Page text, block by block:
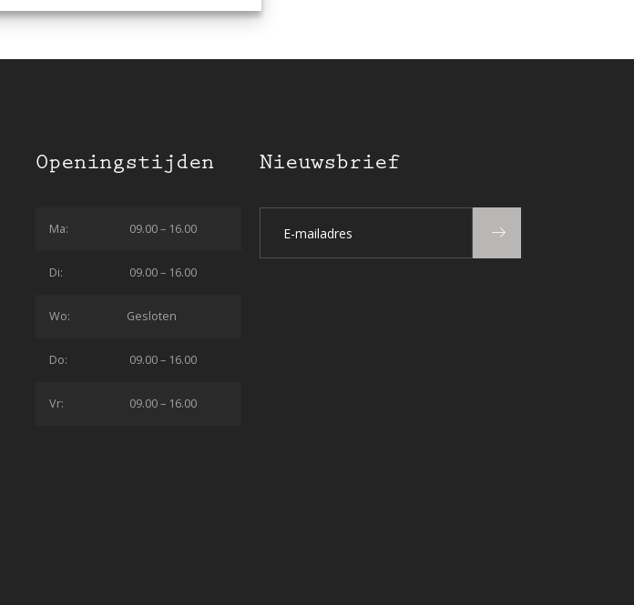
Openingstijden
Ma: 09.00 – 16.00
Di: 09.00 – 16.00
Wo: Gesloten
Do: 09.00 – 16.00
Vr: 09.00 – 16.00
Nieuwsbrief